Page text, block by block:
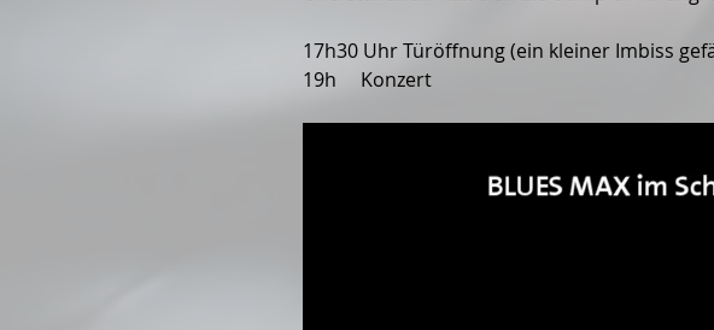
17h30 Uhr Türöffnung (ein kleiner Imbiss
19h     Konzert